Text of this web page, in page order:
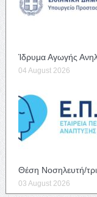
Ίδρυμα Αγωγής
04 August 2026
Θέση Νοσηλευτή/
03 August 2026